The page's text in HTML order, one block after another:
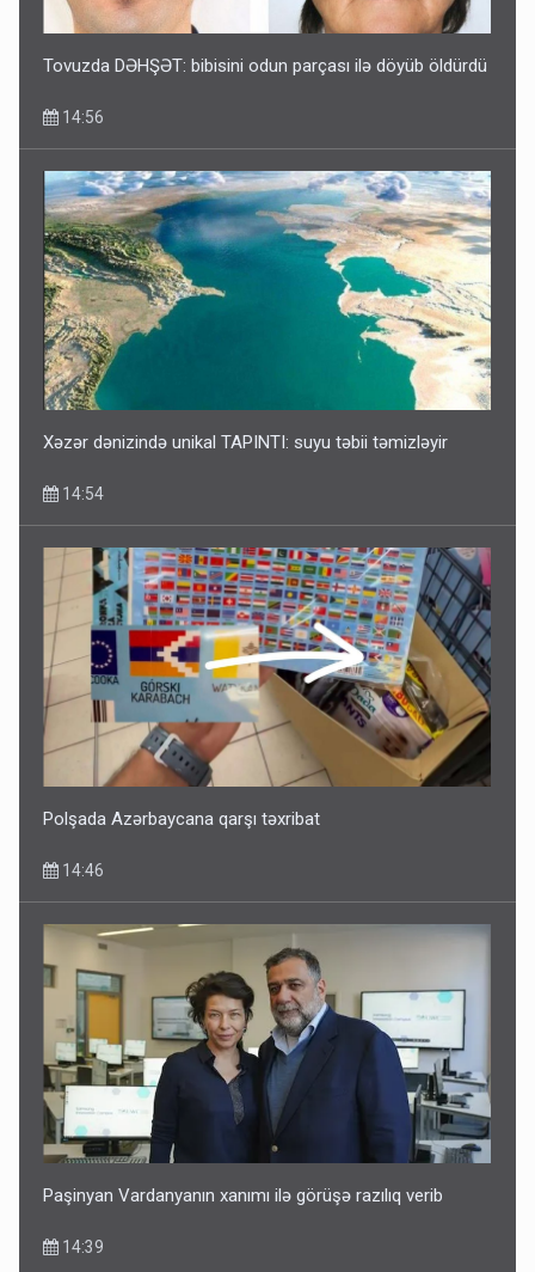
Tovuzda DƏHŞƏT: bibisini odun parçası ilə döyüb öldürdü
14:56
Xəzər dənizində unikal TAPINTI: suyu təbii təmizləyir
14:54
Polşada Azərbaycana qarşı təxribat
14:46
Paşinyan Vardanyanın xanımı ilə görüşə razılıq verib
14:39